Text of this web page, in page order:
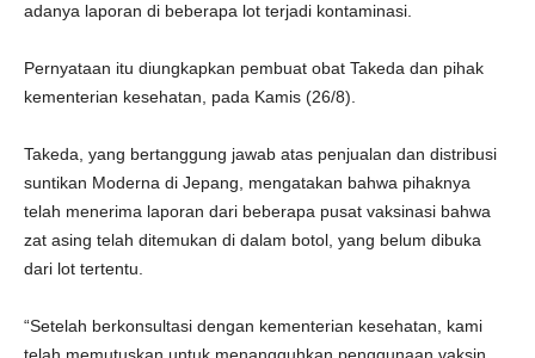
adanya laporan di beberapa lot terjadi kontaminasi.
Pernyataan itu diungkapkan pembuat obat Takeda dan pihak
kementerian kesehatan, pada Kamis (26/8).
Takeda, yang bertanggung jawab atas penjualan dan distribusi
suntikan Moderna di Jepang, mengatakan bahwa pihaknya
telah menerima laporan dari beberapa pusat vaksinasi bahwa
zat asing telah ditemukan di dalam botol, yang belum dibuka
dari lot tertentu.
“Setelah berkonsultasi dengan kementerian kesehatan, kami